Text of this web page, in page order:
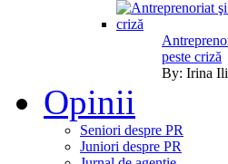
peste criză
By: Irina
Opinii
Seniori despre PR
Juniori despre PR